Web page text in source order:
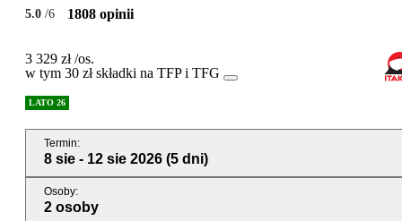
5.0 /6 1808 opinii
3 329 zł/os.
w tym 30 zł składki na TFP i TFG
LATO 26
Termin:
8 sie - 12 sie 2026 (5 dni)
Osoby:
2 osoby